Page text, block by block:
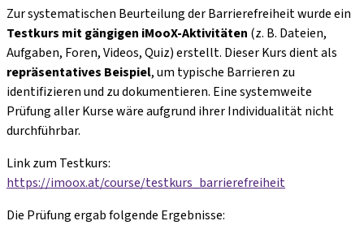
Zur systematischen Beurteilung der Barrierefreiheit wurde ein
Testkurs mit gängigen iMooX-Aktivitäten (z. B. Dateien,
Aufgaben, Foren, Videos, Quiz) erstellt. Dieser Kurs dient als
repräsentatives Beispiel, um typische Barrieren zu
identifizieren und zu dokumentieren. Eine systemweite
Prüfung aller Kurse wäre aufgrund ihrer Individualität nicht
durchführbar.
Link zum Testkurs:
https://imoox.at/course/testkurs_barrierefreiheit
Die Prüfung ergab folgende Ergebnisse: